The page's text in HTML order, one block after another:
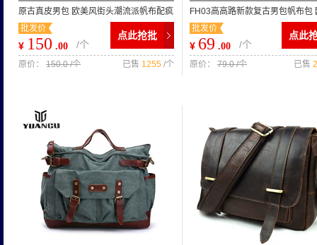
原古真皮男包 欧美风街头潮流派帆布配疯
马皮手提包单肩斜跨包
批发价
¥ 150 .00 /个
点此抢批
已售 1255 /个
原价： 150.0 /个
FH03高高路新款复古男包帆布包
尚男士包包潮酷斜挎包
批发价
¥ 69 .00 /个
点此
已售
原价： 79.0 /个